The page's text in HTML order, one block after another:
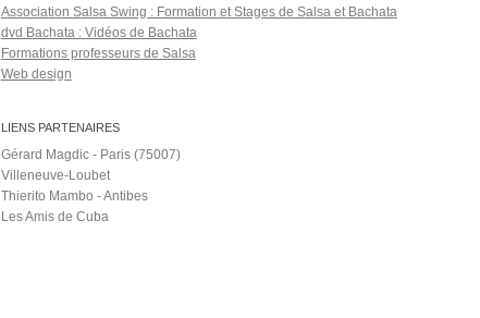
Association Salsa Swing : Formation et Stages de Salsa et Bachata
dvd Bachata : Vidéos de Bachata
Formations professeurs de Salsa
Web design
LIENS PARTENAIRES
Gérard Magdic - Paris (75007)
Villeneuve-Loubet
Thierito Mambo - Antibes
Les Amis de Cuba